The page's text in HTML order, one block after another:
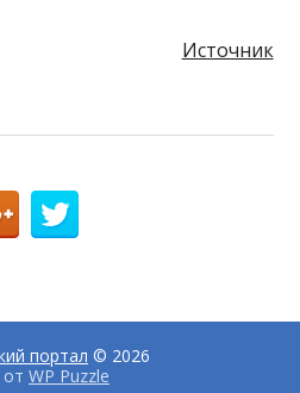
Источник
портал © 2026
WP Puzzle